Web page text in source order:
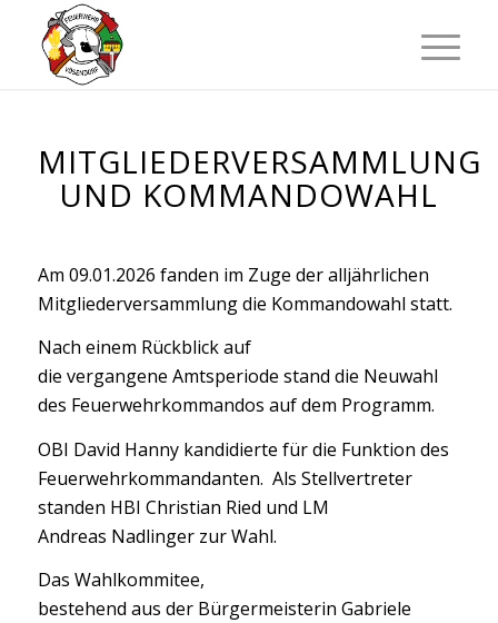
MITGLIEDERVERSAMMLUNG
UND KOMMANDOWAHL
Am 09.01.2026 fanden im Zuge der alljährlichen
Mitgliederversammlung die Kommandowahl statt.
Nach einem Rückblick auf
die vergangene Amtsperiode stand die Neuwahl
des Feuerwehrkommandos auf dem Programm.
OBI David Hanny kandidierte für die Funktion des
Feuerwehrkommandanten. Als Stellvertreter
standen HBI Christian Ried und LM
Andreas Nadlinger zur Wahl.
Das Wahlkommitee,
bestehend aus der Bürgermeisterin Gabriele